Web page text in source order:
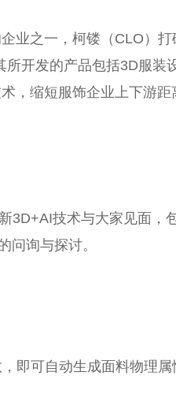
业之一，柯镂（CLO）
所开发的产品包括3D服装
，缩短服饰企业上下游
3D+AI技术与大家见面，
问询与探讨。
即可自动生成面料物理